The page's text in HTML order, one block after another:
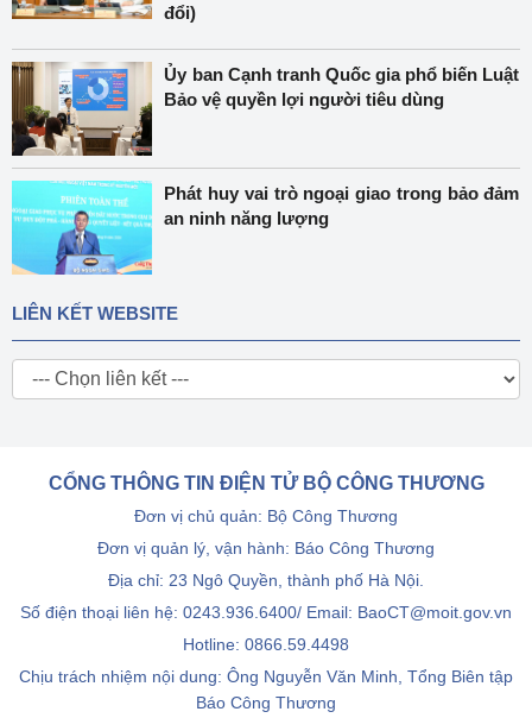
đổi)
Ủy ban Cạnh tranh Quốc gia phổ biến Luật
Bảo vệ quyền lợi người tiêu dùng
Phát huy vai trò ngoại giao trong bảo đảm
an ninh năng lượng
LIÊN KẾT WEBSITE
CỔNG THÔNG TIN ĐIỆN TỬ BỘ CÔNG THƯƠNG
Đơn vị chủ quản: Bộ Công Thương
Đơn vị quản lý, vận hành: Báo Công Thương
Địa chỉ: 23 Ngô Quyền, thành phố Hà Nội.
Số điện thoại liên hệ: 0243.936.6400/ Email: BaoCT@moit.gov.vn
Hotline: 0866.59.4498
Chịu trách nhiệm nội dung: Ông Nguyễn Văn Minh, Tổng Biên tập
Báo Công Thương